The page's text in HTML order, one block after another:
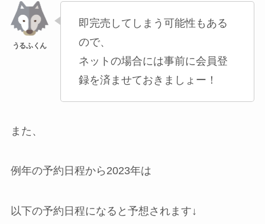
即完売してしまう可能性もある
ので、
ネットの場合には事前に会員登
録を済ませておきましょー！
また、
例年の予約日程から2023年は
以下の予約日程になると予想されます↓